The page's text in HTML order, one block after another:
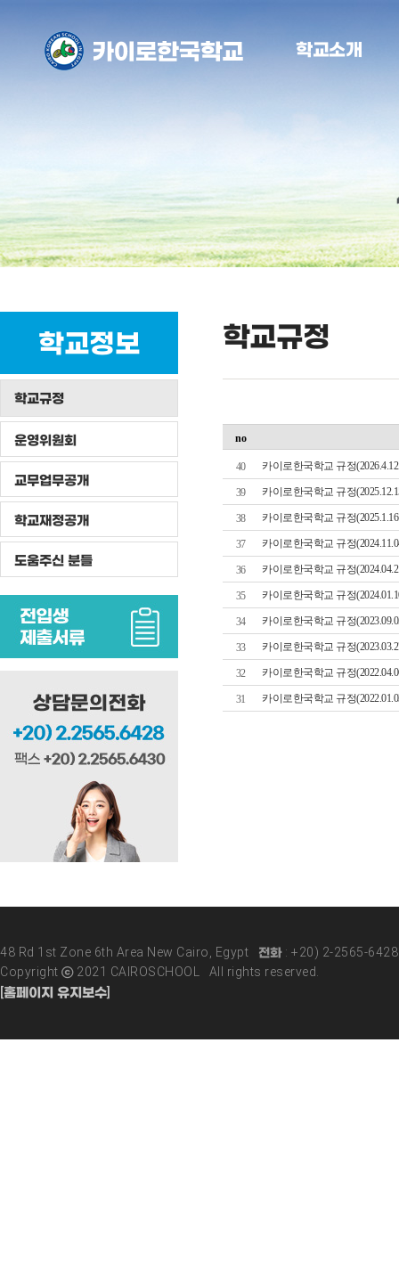
학교소개
학교정보
학교규정
운영위원회
교무업무공개
학교재정공개
도움주신 분들
학교규정
no
40 카이로한국학교 규정
39 카이로한국학교 규정
38 카이로한국학교 규정
37 카이로한국학교 규정
36 카이로한국학교 규정
35 카이로한국학교 규정
34 카이로한국학교 규정
33 카이로한국학교 규정
32 카이로한국학교 규정
31 카이로한국학교 규정
48 Rd 1st Zone 6th Area New Cairo, Egypt 전화 : +20) 2-2565-
Copyright ⓒ 2021 CAIROSCHOOL All rights reserved.
[홈페이지 유지보수]